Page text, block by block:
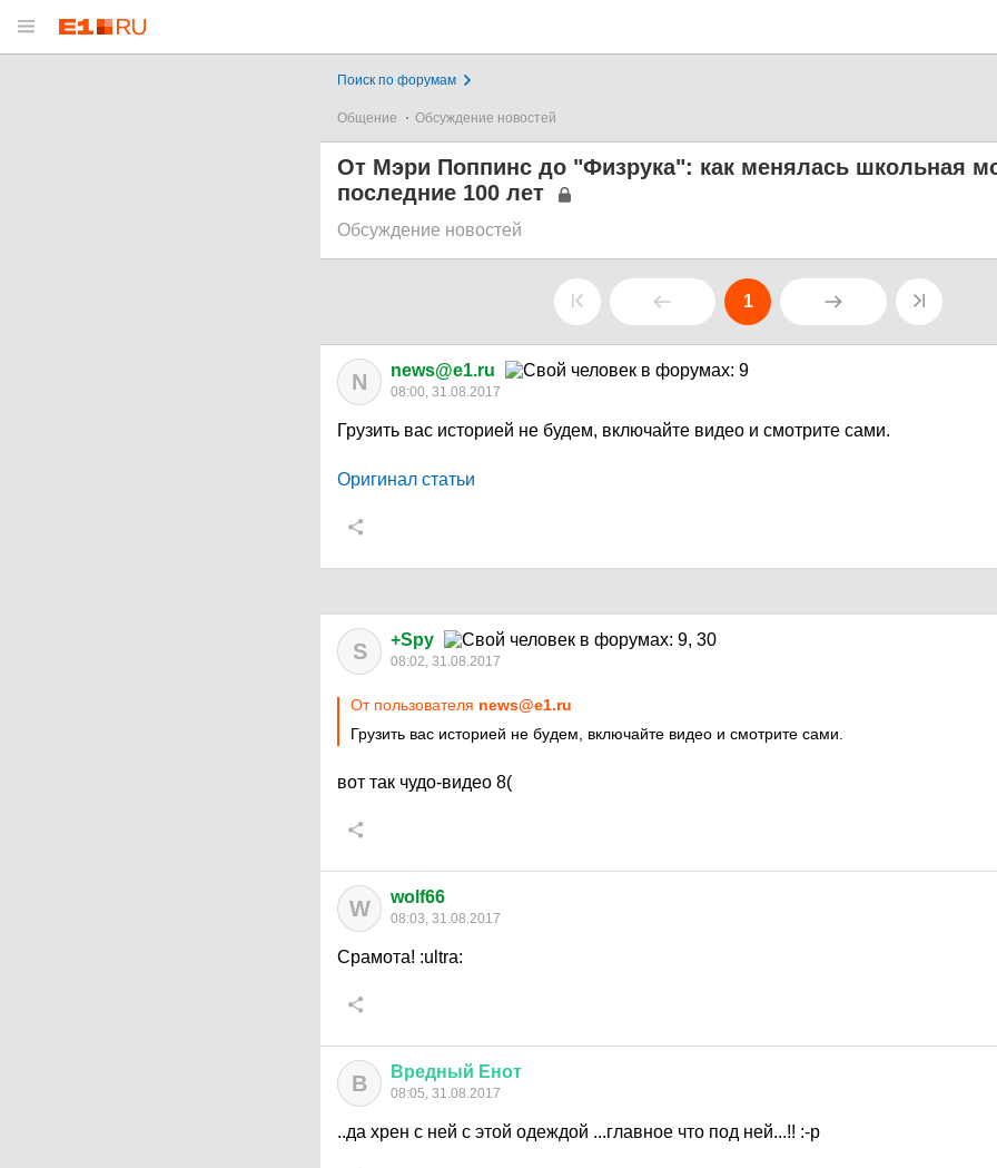
Поиск по форумам
Общение Обсуждение новостей
От Мэри Поппинс до "Физрука": как менялась школьная
последние 100 лет
Обсуждение новостей
1
N news@e1.ru
08:00, 31.08.2017
Грузить вас историей не будем, включайте видео и смотрите сами.
Оригинал статьи
S +Spy
08:02, 31.08.2017
От пользователя news@e1.ru
Грузить вас историей не будем, включайте видео и смотрите сами.
вот так чудо-видео 8(
W wolf66
08:03, 31.08.2017
Срамота! :ultra:
В Вредный Енот
08:05, 31.08.2017
..да хрен с ней с этой одеждой ...главное что под ней...!! :-p